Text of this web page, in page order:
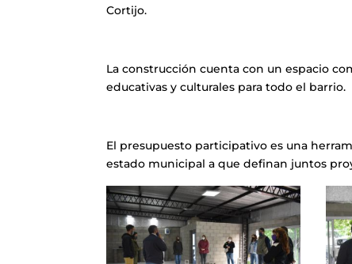
Cortijo.
La construcción cuenta con un espacio
educativas y culturales para todo el barrio.
El presupuesto participativo es una
estado municipal a que definan juntos